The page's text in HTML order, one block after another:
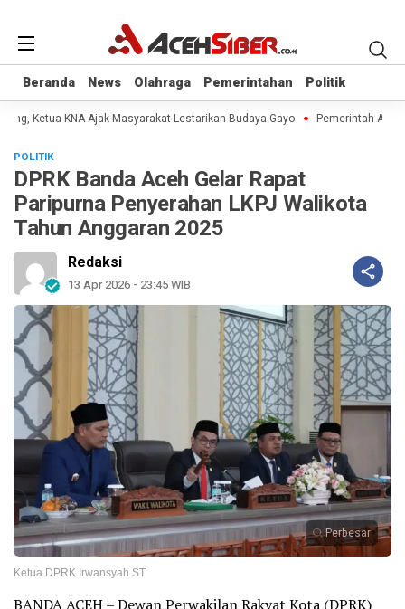
Beranda News Olahraga Pemerintahan Politik
Beranda News Olahraga Pemerintahan Politik
Ketua KNA Ajak Masyarakat Lestarikan Budaya Gayo Pemerintah Aceh
POLITIK
DPRK Banda Aceh Gelar Rapat
Paripurna Penyerahan LKPJ Walikota
Tahun Anggaran 2025
Redaksi
13 Apr 2026 - 23:45 WIB
Perbesar
Ketua DPRK Irwansyah ST
BANDA ACEH – Dewan Perwakilan Rakyat Kota (DPRK)